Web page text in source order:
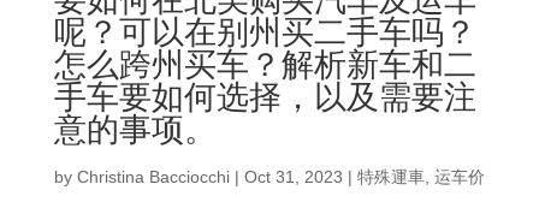
呢？可以在别州买二手车吗？
怎么跨州买车？解析新车和二
手车要如何选择，以及需要注
意的事项。
by Christina Bacciocchi| Oct 31, 2023 | 特殊運車, 运车价